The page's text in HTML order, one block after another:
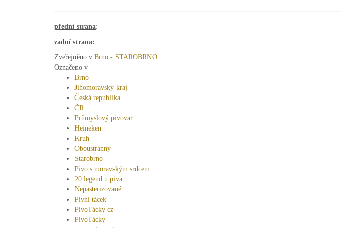
přední strana:
zadní strana:
Zveřejněno v Brno - STAROBRNO
Označeno v
Brno
Jihomoravský kraj
Česká republika
ČR
Průmyslový pivovar
Heineken
Kruh
Oboustranný
Starobrno
Pivo s moravským srdcem
20 legend u piva
Nepasterizované
Pivní tácek
PivoTácky cz
PivoTácky